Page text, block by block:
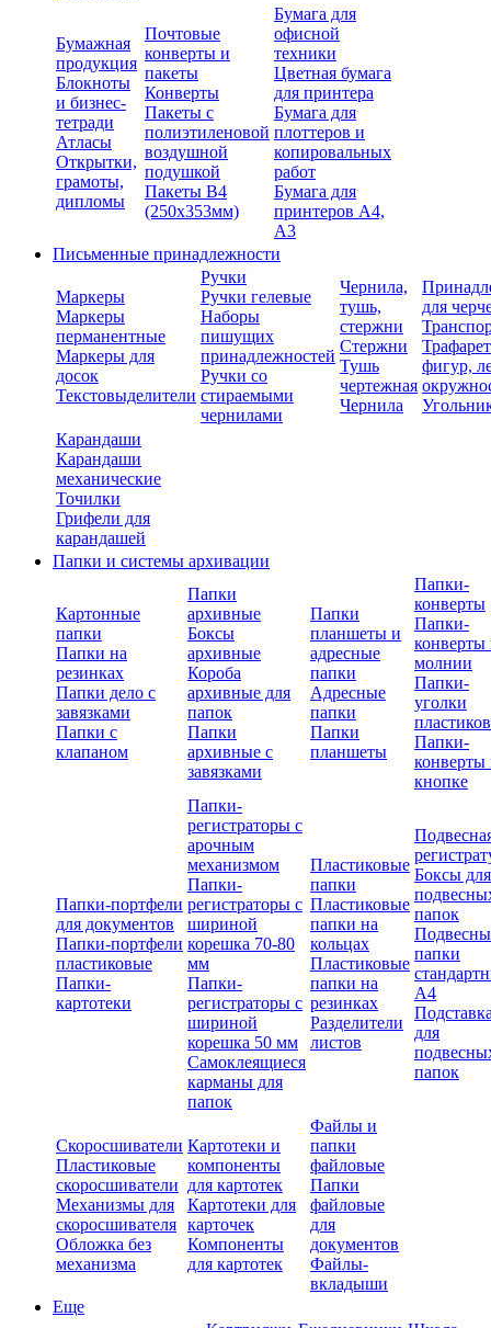
Бумажная
продукция
Блокноты
и бизнес-
тетради
Атласы
Открытки,
грамоты,
дипломы
Почтовые
конверты и
пакеты
Конверты
Пакеты с
полиэтиленовой
воздушной
подушкой
Пакеты В4
(250х353мм)
Бумага для
офисной
техники
Цветная бумага
для принтера
Бумага для
плоттеров и
копировальных
работ
Бумага для
принтеров А4,
А3
Письменные принадлежности
Маркеры
Маркеры
перманентные
Маркеры для
досок
Текстовыделители
Ручки
Ручки гелевые
Наборы
пишущих
принадлежностей
Ручки со
стираемыми
чернилами
Чернила,
тушь,
стержни
Стержни
Тушь
чертежная
Чернила
для
фигур,
Карандаши
Карандаши
механические
Точилки
Грифели для
карандашей
Папки и системы архивации
Картонные
папки
Папки на
резинках
Папки дело с
завязками
Папки с
клапаном
Папки
архивные
Боксы
архивные
Короба
архивные для
папок
Папки
архивные с
завязками
Папки
планшеты и
адресные
папки
Адресные
папки
Папки
планшеты
Папки-
конверты
Папки-
конверты
молнии
Папки-
уголки
Папки-
конверты
кнопке
Папки-портфели
для документов
Папки-портфели
пластиковые
Папки-
картотеки
Папки-
регистраторы с
арочным
механизмом
Папки-
регистраторы с
шириной
корешка 70-80
мм
Папки-
регистраторы с
шириной
корешка 50 мм
Самоклеящиеся
карманы для
папок
Пластиковые
папки
Пластиковые
папки на
кольцах
Пластиковые
папки на
резинках
Разделители
листов
Боксы для
папок
папки
А4
для
папок
Скоросшиватели
Пластиковые
скоросшиватели
Механизмы для
скоросшивателя
Обложка без
механизма
Картотеки и
компоненты
для картотек
Картотеки для
карточек
Компоненты
для картотек
Файлы и
папки
файловые
Папки
файловые
для
документов
Файлы-
вкладыши
Еще